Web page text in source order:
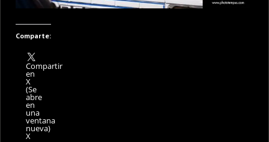
Comparte:
Compartir
en
X
(Se
abre
en
una
ventana
nueva)
X